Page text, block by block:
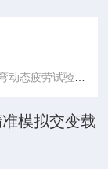
精准模拟交变载荷，揭示材料真实疲劳寿命
模拟交变载